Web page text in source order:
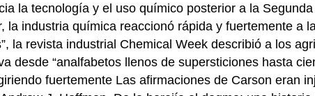
la tecnología y el uso químico posterior a la
la industria química reaccionó rápida y fuertemente
la revista industrial Chemical Week describió a los
desde “analfabetos llenos de supersticiones hasta
fuertemente Las afirmaciones de Carson eran